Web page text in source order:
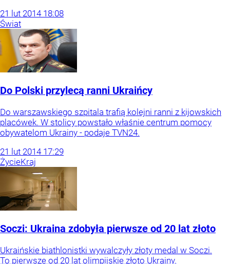
21 lut 2014 18:08
Świat
Do Polski przylecą ranni Ukraińcy
Do warszawskiego szpitala trafią kolejni ranni z kijowskich
placówek. W stolicy powstało właśnie centrum pomocy
obywatelom Ukrainy - podaje TVN24.
21 lut 2014 17:29
ŻycieKraj
Soczi: Ukraina zdobyła pierwsze od 20 lat złoto
Ukraińskie biathlonistki wywalczyły złoty medal w Soczi.
To pierwsze od 20 lat olimpijskie złoto Ukrainy.